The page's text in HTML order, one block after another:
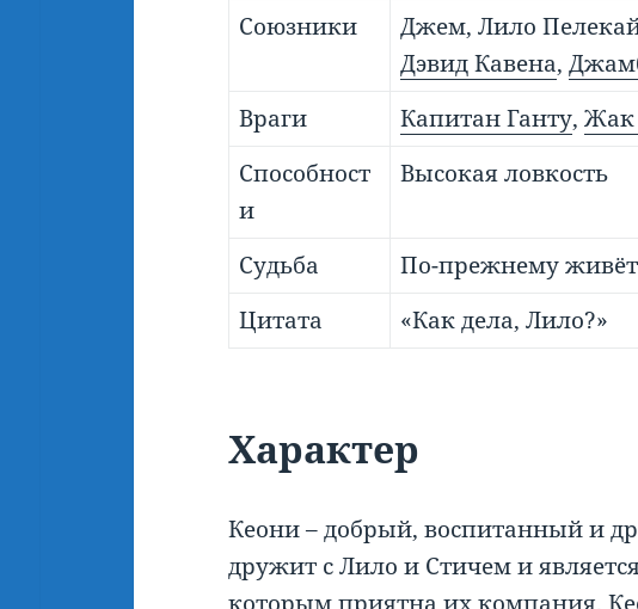
Союзники
Джем, Лило
Дэвид Кавена,
Враги
Капитан Ганту, Жак
Способност
и
Высокая ловкость
Судьба
По-прежнему живёт
Цитата
«Как дела, Лило?»
Характер
Кеони – добрый, воспитанный и
дружит с Лило и Стичем и